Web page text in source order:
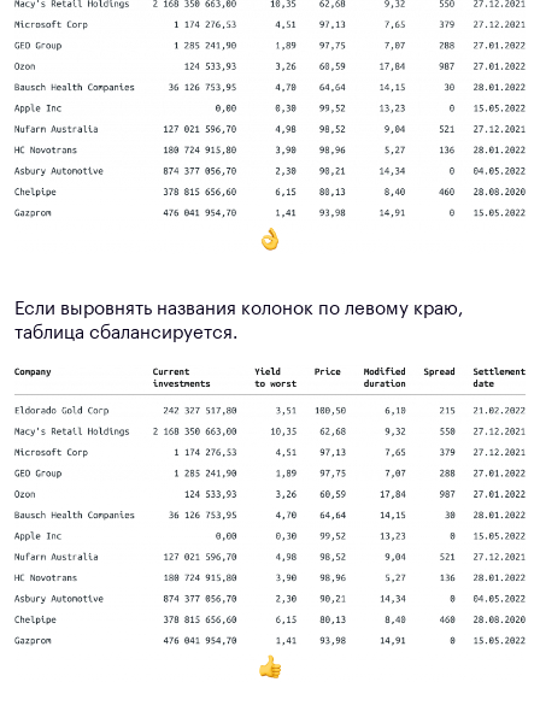
Если выровнять названия колонок по левому краю,
таблица сбалансируется.